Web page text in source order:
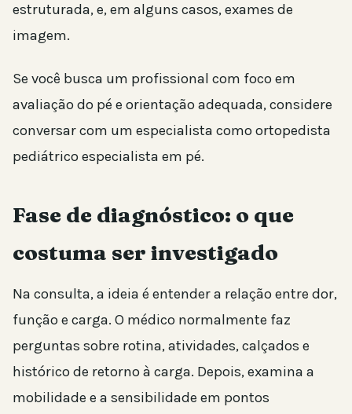
estruturada, e, em alguns casos, exames de
imagem.
Se você busca um profissional com foco em
avaliação do pé e orientação adequada, considere
conversar com um especialista como ortopedista
pediátrico especialista em pé.
Fase de diagnóstico: o que
costuma ser investigado
Na consulta, a ideia é entender a relação entre dor,
função e carga. O médico normalmente faz
perguntas sobre rotina, atividades, calçados e
histórico de retorno à carga. Depois, examina a
mobilidade e a sensibilidade em pontos